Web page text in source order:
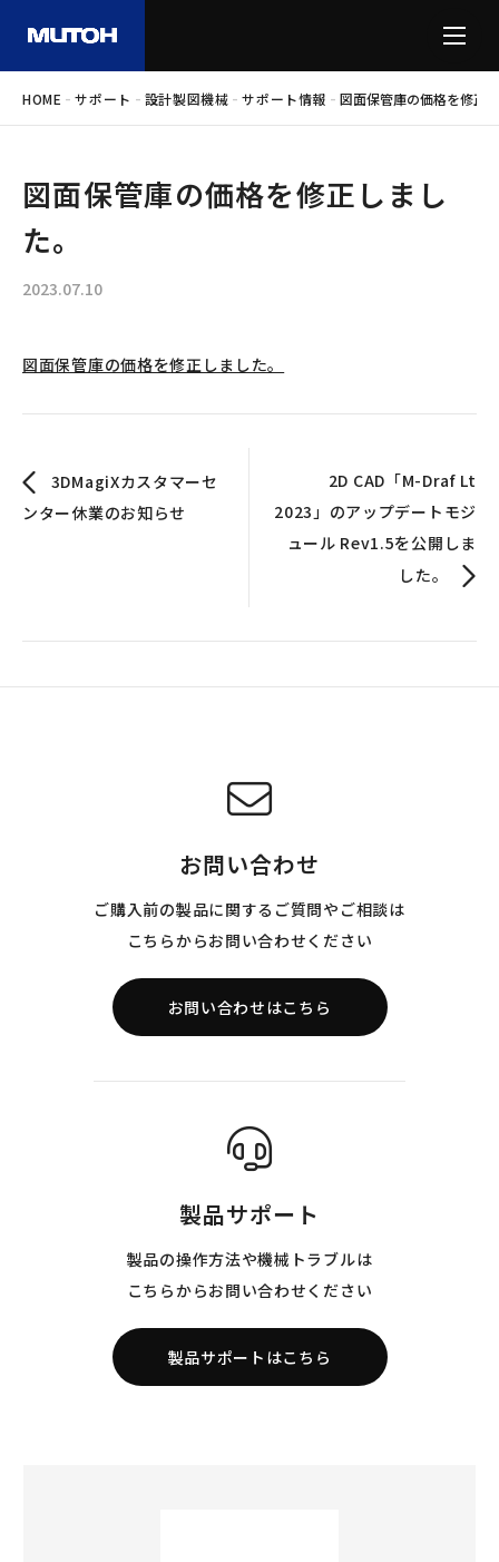
HOME -サポート - 設計製図機械 -サポート情報 -図面保管庫の価格を修正
図面保管庫の価格を修正しまし
た。
2023.07.10
図面保管庫の価格を修正しました。
3DMagiXカスタマーセ
ンター休業のお知らせ
2D CAD「M-Draf Lt
2023」のアップデートモジ
ュール Rev1.5を公開しま
した。
お問い合わせ
ご購入前の製品に関するご質問やご相談は
こちらからお問い合わせください
お問い合わせはこちら
製品サポート
製品の操作方法や機械トラブルは
こちらからお問い合わせください
製品サポートはこちら